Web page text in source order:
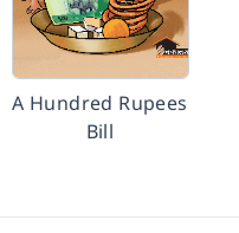
A Hundred Rupees
Bill